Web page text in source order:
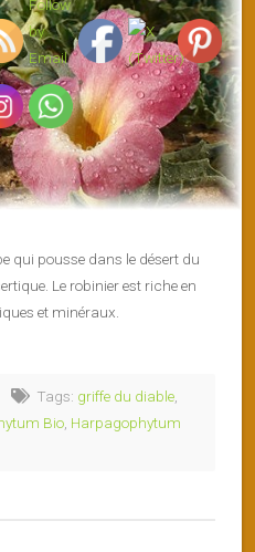
qui pousse dans le désert du
Le robinier est riche en
et minéraux.
Tags: griffe du diable
Bio Harpagophytum